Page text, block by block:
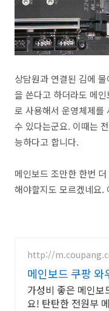
상담원과 연결된 김에
을 쓴다고 하더라도 메
로 사용해서 운영체제를
수 있다는군요. 이때는
능하다고 합니다.
메인보드 조만한 한번
해야할지도 모르겠네요.
http://
메인보드 쿠팡 와
가성비 좋은 메인보
요! 탄탄한 전원부